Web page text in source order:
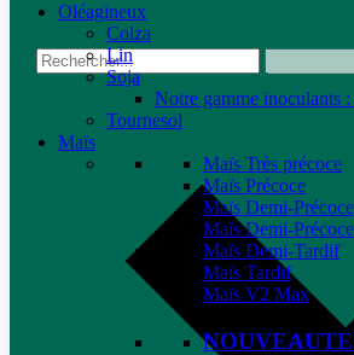
Oléagineux
Colza
Lin
Soja
Notre gamme inoculants
Tournesol
Maïs
Maïs Très précoce
Maïs Précoce
Maïs Demi-Précoce
Maïs Demi-
Maïs Demi-Tardif
Maïs Tardif
Maïs V2 Max